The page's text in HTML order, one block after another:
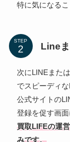
特に気になる
STEP
Line
次にLINEまた
でスピーディ
公式サイトの
登録を促す画面
買取LIFEの運
みです。